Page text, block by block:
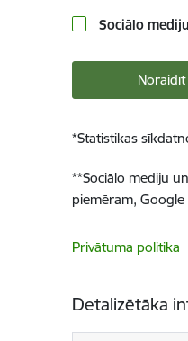
Sociālo
Noraidīt
*Statistikas
**Sociālo mediju
piemēram,
Privātuma politika
Detalizētāka